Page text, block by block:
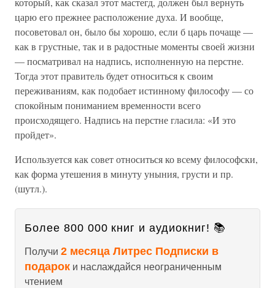
царю его прежнее расположение духа. И вообще,
посоветовал он, было бы хорошо, если б царь почаще —
как в грустные, так и в радостные моменты своей жизни
— посматривал на надпись, исполненную на перстне.
Тогда этот правитель будет относиться к своим
переживаниям, как подобает истинному философу — со
спокойным пониманием временности всего
происходящего. Надпись на перстне гласила: «И это
пройдет».
Используется как совет относиться ко всему философски,
как форма утешения в минуту уныния, грусти и пр.
(шутл.).
Более 800 000 книг и аудиокниг! 📚
Получи 2 месяца Литрес Подписки в
подарок и наслаждайся неограниченным
чтением